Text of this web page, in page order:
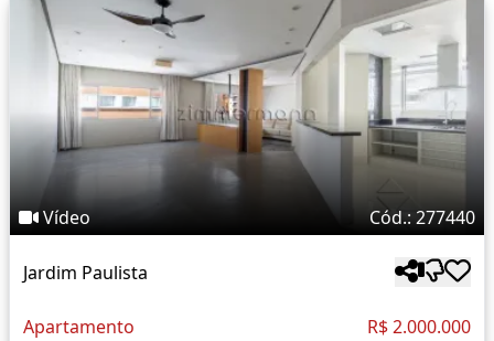
Vídeo Cód.: 277440
Jardim Paulista
Apartamento R$ 2.000.000